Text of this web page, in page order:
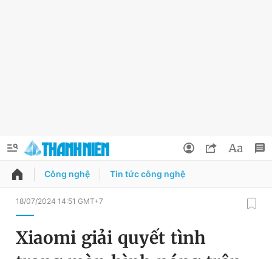
QUẢNG CÁO ĐẶT BÁO
Chuyên mục
Đổi mật khẩu
Công nghệ Tin tức công nghệ
18/07/2024 14:51 GMT+7
Xiaomi giải quyết tình